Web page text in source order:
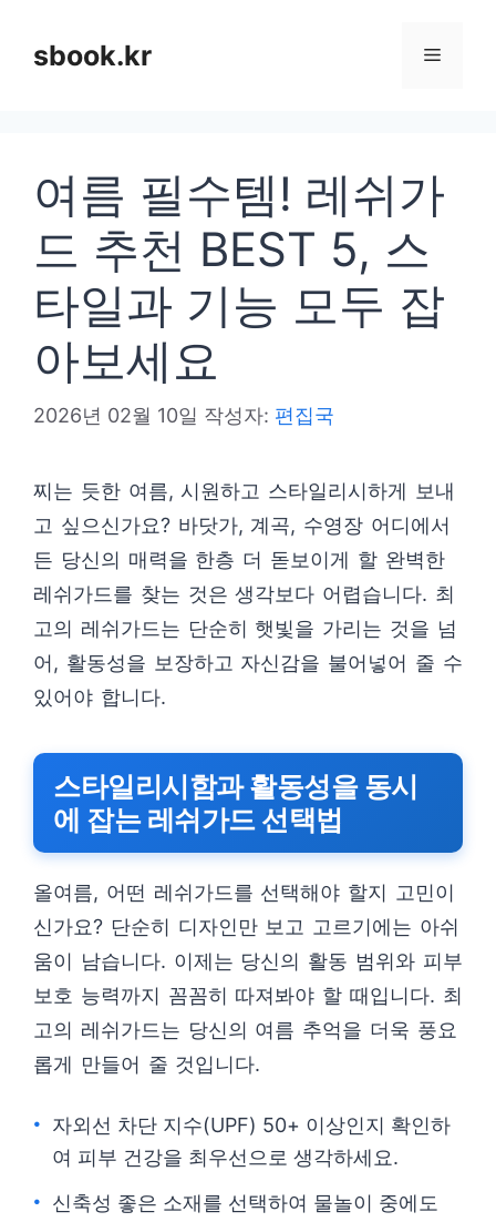
sbook.kr 메
여름 필수템! 레쉬가
드 추천 BEST 5, 스
타일과 기능 모두 잡
아보세요
2026년 02월 10일 작성자: 편집국
찌는 듯한 여름, 시원하고 스타일리시하게 보내
고 싶으신가요? 바닷가, 계곡, 수영장 어디에서
든 당신의 매력을 한층 더 돋보이게 할 완벽한
레쉬가드를 찾는 것은 생각보다 어렵습니다. 최
고의 레쉬가드는 단순히 햇빛을 가리는 것을 넘
어, 활동성을 보장하고 자신감을 불어넣어 줄 수
있어야 합니다.
스타일리시함과 활동성을 동시
에 잡는 레쉬가드 선택법
올여름, 어떤 레쉬가드를 선택해야 할지 고민이
신가요? 단순히 디자인만 보고 고르기에는 아쉬
움이 남습니다. 이제는 당신의 활동 범위와 피부
보호 능력까지 꼼꼼히 따져봐야 할 때입니다. 최
고의 레쉬가드는 당신의 여름 추억을 더욱 풍요
롭게 만들어 줄 것입니다.
자외선 차단 지수(UPF) 50+ 이상인지 확인하
여 피부 건강을 최우선으로 생각하세요.
신축성 좋은 소재를 선택하여 물놀이 중에도